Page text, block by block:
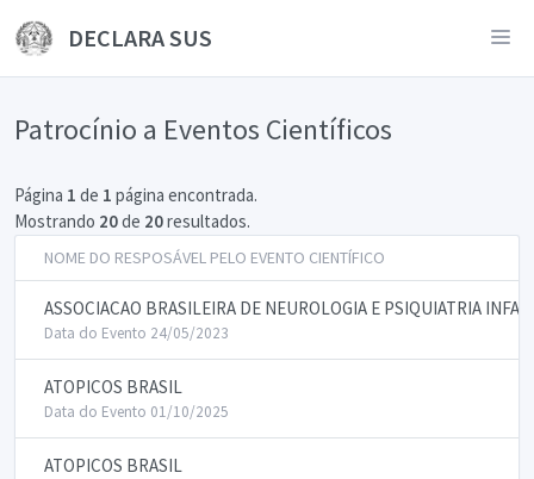
DECLARA SUS
Patrocínio a Eventos Científicos
Página 1 de 1 página encontrada.
Mostrando 20de 20resultados.
NOME DO RESPOSÁVEL PELO EVENTO CIENTÍFICO
ASSOCIACAO BRASILEIRA DE NEUROLOGIA E PSIQUIATRIA
Data do Evento 24/05/2023
ATOPICOS BRASIL
Data do Evento 01/10/2025
ATOPICOS BRASIL